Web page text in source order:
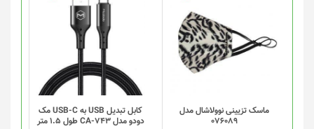
ماسک تزیینی نوولاشال مدل
076089
کابل تبدیل USB به USB-C مک
دودو مدل CA-743 طول 1.5 متر